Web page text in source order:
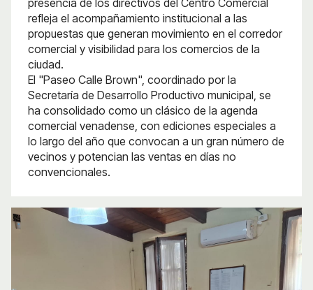
presencia de los directivos del Centro Comercial
refleja el acompañamiento institucional a las
propuestas que generan movimiento en el corredor
comercial y visibilidad para los comercios de la
ciudad.
El "Paseo Calle Brown", coordinado por la
Secretaría de Desarrollo Productivo municipal, se
ha consolidado como un clásico de la agenda
comercial venadense, con ediciones especiales a
lo largo del año que convocan a un gran número de
vecinos y potencian las ventas en días no
convencionales.